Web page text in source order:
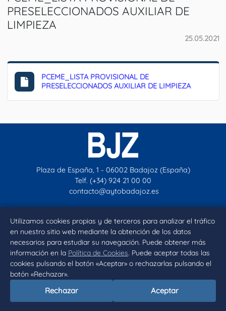
Utilizamos cookies propias y de terceros para analizar el tráfico
en nuestro sitio web mediante la obtención de los datos
necesarios para estudiar su navegación. Puede obtener más
información en la Política de Cookies. Puede aceptar todas las
cookies pulsando el botón «Aceptar» o rechazarlas pulsando el
botón «Rechazar».
Rechazar Aceptar
PRESELECCIONADOS AUXILIAR DE
LIMPIEZA
25.05.2021
PCEME_LISTA PROVISIONAL DE
PRESELECCIONADOS AUXILIAR DE LIMPIEZA
Plaza de España, 1 - 06002 Badajoz (España)
Telf. (+34) 924 21 00 00
contacto@aytobadajoz.es
Facebook
X Instagram
YouTube
Inicio Aviso legal Privacidad Política de Cookies
Declaración de accesibilidad